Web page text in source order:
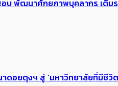
พัฒนาศักยภาพบุคลากร เติมร
อยตุงฯ สู่ ‘มหาวิทยาลัยที่มีชี